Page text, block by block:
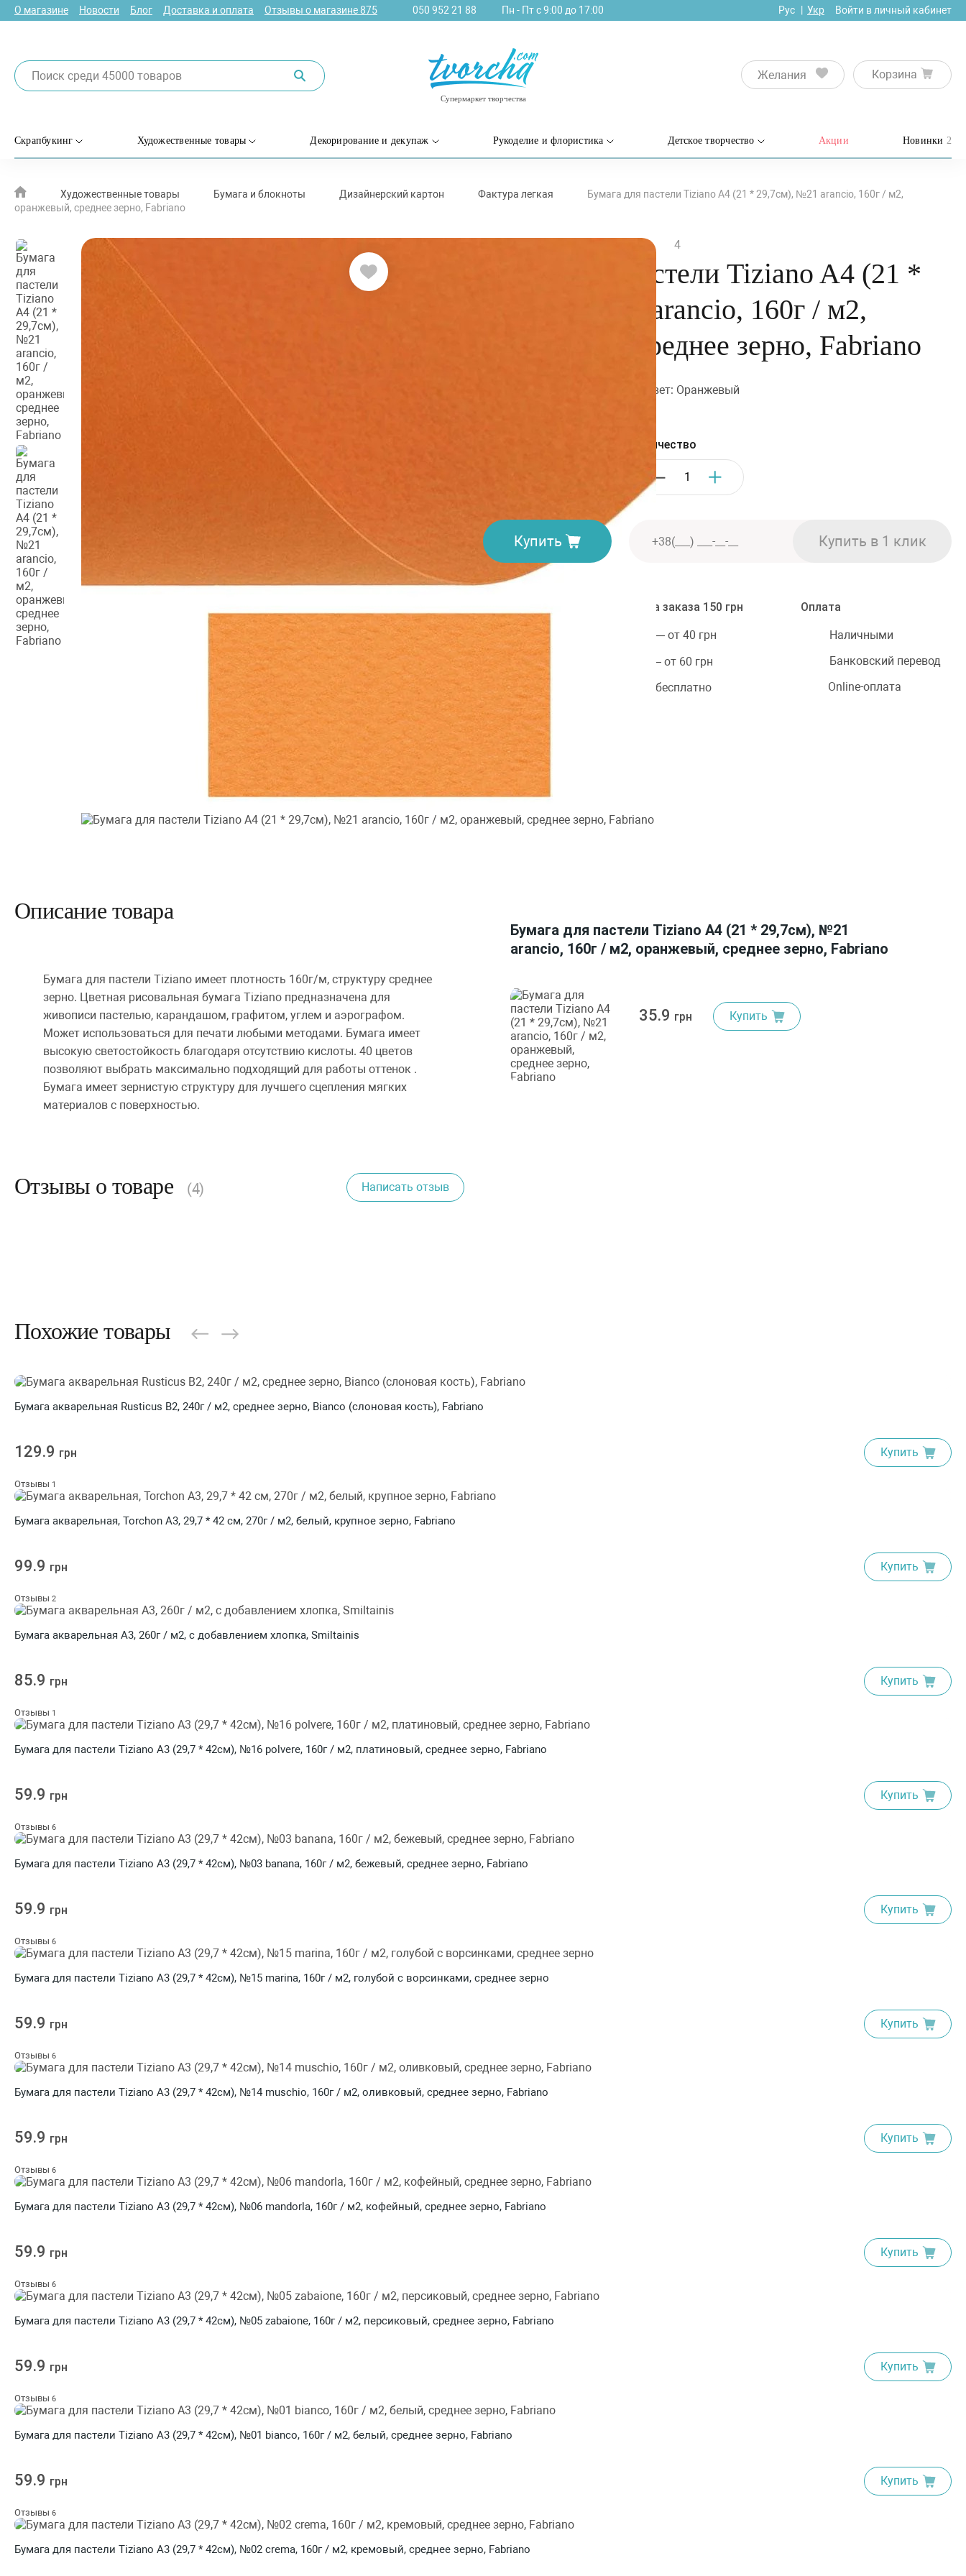
О магазине Новости Блог Доставка и оплата Отзывы о магазине875 050 952 21 88 Пн - Пт с 9:00 до 17:00 Рус Укр Войти в личный кабинет
Супермаркет творчества
Желания Корзина
Скрапбукинг Художественные товары Декорирование и декупаж Рукоделие и флористика Детское творчество Акции Новинки 2
Художественные товары Бумага и блокноты Дизайнерский картон Фактура легкая
Бумага для пастели Tiziano A4 (21 * 29,7см), №21 arancio, 160г / м2,
оранжевый, среднее зерно, Fabriano
4
Бумага для пастели Tiziano A4 (21 *
29,7см), №21 arancio, 160г / м2,
оранжевый, среднее зерно, Fabriano
Цвет: Оранжевый
Количество
Купить
Доставка. Минимальная сумма заказа 150 грн
Отделение «Нова пошта» — от 40 грн
Курьером «Нова пошта» — от 60 грн
При заказе от 2000 грн — бесплатно
Оплата
Наличными
Банковский перевод
Online-оплата
Преимущества
Обмен и возврат
Быстрая отправка
Гарантия и надежность
Описание товара
Бумага для пастели Tiziano имеет плотность 160г/м, структуру среднее
зерно. Цветная рисовальная бумага Tiziano предназначена для
живописи пастелью, карандашом, графитом, углем и аэрографом.
Может использоваться для печати любыми методами. Бумага имеет
высокую светостойкость благодаря отсутствию кислоты. 40 цветов
позволяют выбрать максимально подходящий для работы оттенок .
Бумага имеет зернистую структуру для лучшего сцепления мягких
материалов с поверхностью.
Отзывы о товаре (4) Написать отзыв
Бумага для пастели Tiziano A4 (21 * 29,7см), №21
arancio, 160г / м2, оранжевый, среднее зерно, Fabriano
35.9 грн Купить
Похожие товары
Бумага акварельная Rusticus B2, 240г / м2, среднее зерно, Bianco (слоновая кость), Fabriano
129.9 грн Купить
Отзывы 1
Бумага акварельная, Torchon A3, 29,7 * 42 см, 270г / м2, белый, крупное зерно, Fabriano
99.9 грн Купить
Отзывы 2
Бумага акварельная А3, 260г / м2, с добавлением хлопка, Smiltainis
85.9 грн Купить
Отзывы 1
Бумага для пастели Tiziano A3 (29,7 * 42см), №16 polvere, 160г / м2, платиновый, среднее зерно, Fabriano
59.9 грн Купить
Отзывы 6
Бумага для пастели Tiziano A3 (29,7 * 42см), №03 banana, 160г / м2, бежевый, среднее зерно, Fabriano
59.9 грн Купить
Отзывы 6
Бумага для пастели Tiziano A3 (29,7 * 42см), №15 marina, 160г / м2, голубой с ворсинками, среднее зерно
59.9 грн Купить
Отзывы 6
Бумага для пастели Tiziano A3 (29,7 * 42см), №14 muschio, 160г / м2, оливковый, среднее зерно, Fabriano
59.9 грн Купить
Отзывы 6
Бумага для пастели Tiziano A3 (29,7 * 42см), №06 mandorla, 160г / м2, кофейный, среднее зерно, Fabriano
59.9 грн Купить
Отзывы 6
Бумага для пастели Tiziano A3 (29,7 * 42см), №05 zabaione, 160г / м2, персиковый, среднее зерно, Fabriano
59.9 грн Купить
Отзывы 6
Бумага для пастели Tiziano A3 (29,7 * 42см), №01 bianco, 160г / м2, белый, среднее зерно, Fabriano
59.9 грн Купить
Отзывы 6
Бумага для пастели Tiziano A3 (29,7 * 42см), №02 crema, 160г / м2, кремовый, среднее зерно, Fabriano